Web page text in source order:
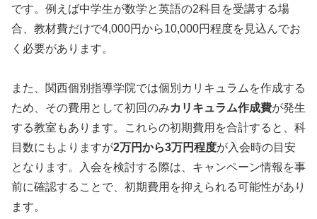
です。例えば中学生が数学と英語の2科目を受講する場
合、教材費だけで4,000円から10,000円程度を見込んでお
く必要があります。
また、関西個別指導学院では個別カリキュラムを作成する
ため、その費用として初回のみカリキュラム作成費が発生
する教室もあります。これらの初期費用を合計すると、科
目数にもよりますが2万円から3万円程度が入会時の目安
となります。入会を検討する際は、キャンペーン情報を事
前に確認することで、初期費用を抑えられる可能性があり
ます。